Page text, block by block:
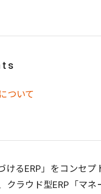
ついて
るERP」をコンセプ
ラウド型ERP「マネ